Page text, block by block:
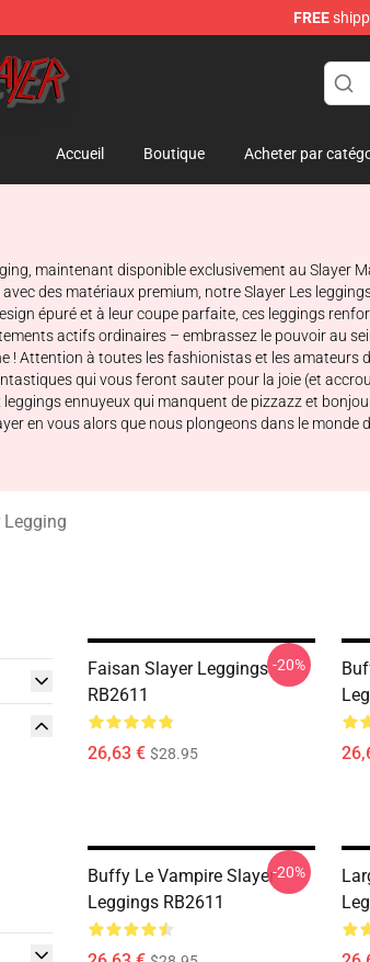
FREE
Shop
Accueil Boutique Acheter par
maintenant disponible exclusivement au
des matériaux premium, notre Slayer Les
épuré et à leur coupe parfaite, ces leggings
actifs ordinaires – embrassez le pouvoir au
! Attention à toutes les fashionistas et les
qui vous feront sauter pour la joie (et
ennuyeux qui manquent de pizzazz et
en vous alors que nous plongeons dans le
Legging
Faisan Slayer Leggings
RB2611
26,63 € $28.95
-20%
Buffy Le Vampire Slayer
Leggings RB2611
-20%